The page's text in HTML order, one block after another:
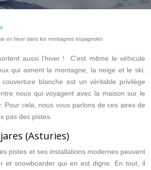
en hiver dans les montagnes espagnoles
aussi l’hiver ! C’est même le véhicule
qui aiment la montagne, la neige et le ski.
blanche est un véritable privilège
nous qui voyagent avec la maison sur le
Pour cela, nous vous parlons de ces aires de
pas des pistes.
(Asturies)
pistes et ses installations modernes peuvent
et snowboarder qui en est digne. En tout, il